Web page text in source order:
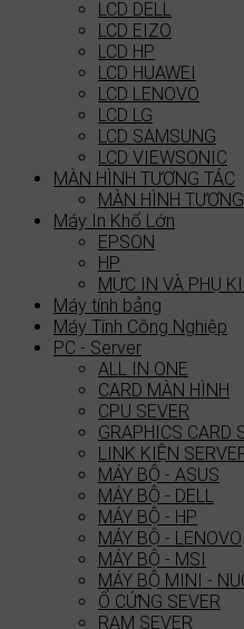
LCD DELL
LCD EIZO
LCD HP
LCD HUAWEI
LCD LENOVO
LCD LG
LCD SAMSUNG
LCD VIEWSONIC
MÀN HÌNH TƯƠNG TÁC
MÀN HÌNH
Máy In Khổ Lớn
EPSON
HP
MỰC IN VÀ PHỤ
Máy tính bảng
Máy Tính Công Nghiệp
PC - Server
ALL IN ONE
CARD MÀN HÌNH
CPU SEVER
GRAPHICS CARD
LINK KIỆN
MÁY BỘ - ASUS
MÁY BỘ - DELL
MÁY BỘ - HP
MÁY BỘ - LENOVO
MÁY BỘ - MSI
MÁY BỘ MINI -
Ổ CỨNG SEVER
RAM SEVER